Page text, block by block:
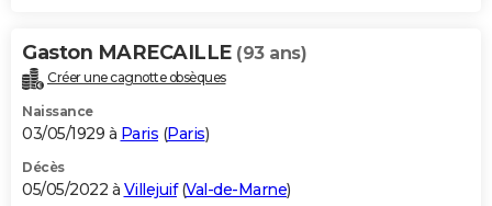
Gaston MARECAILLE (93 ans)
Créer une cagnotte obsèques
Naissance
03/05/1929 à Paris (Paris)
Décès
05/05/2022 à Villejuif(Val-de-Marne)